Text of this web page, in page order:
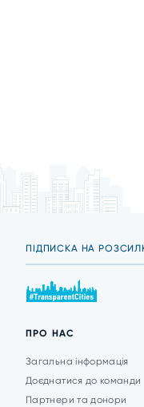
ПРО НАС
Загальна інформація
Доєднатися до команди
Партнери та донори